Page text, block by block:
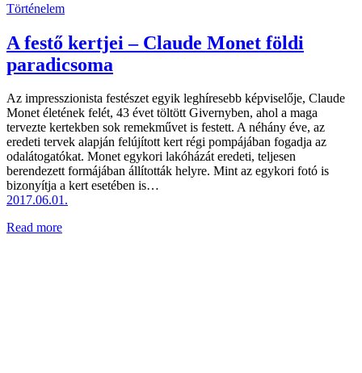
Történelem
A festő kertjei – Claude Monet földi
paradicsoma
Az impresszionista festészet egyik leghíresebb képviselője, Claude
Monet életének felét, 43 évet töltött Givernyben, ahol a maga
tervezte kertekben sok remekművet is festett. A néhány éve, az
eredeti tervek alapján felújított kert régi pompájában fogadja az
odalátogatókat. Monet egykori lakóházát eredeti, teljesen
berendezett formájában állították helyre. Mint az egykori fotó is
bizonyítja a kert esetében is…
2017.06.01.
Read more